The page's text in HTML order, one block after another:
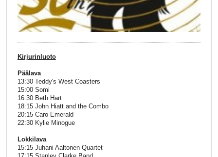
Kirjurinluoto
Päälava
13:30 Teddy's West Coasters
15:00 Somi
16:30 Beth Hart
18:15 John Hiatt and the Combo
20:15 Caro Emerald
22:30 Kylie Minogue
Lokkilava
15:15 Juhani Aaltonen Quartet